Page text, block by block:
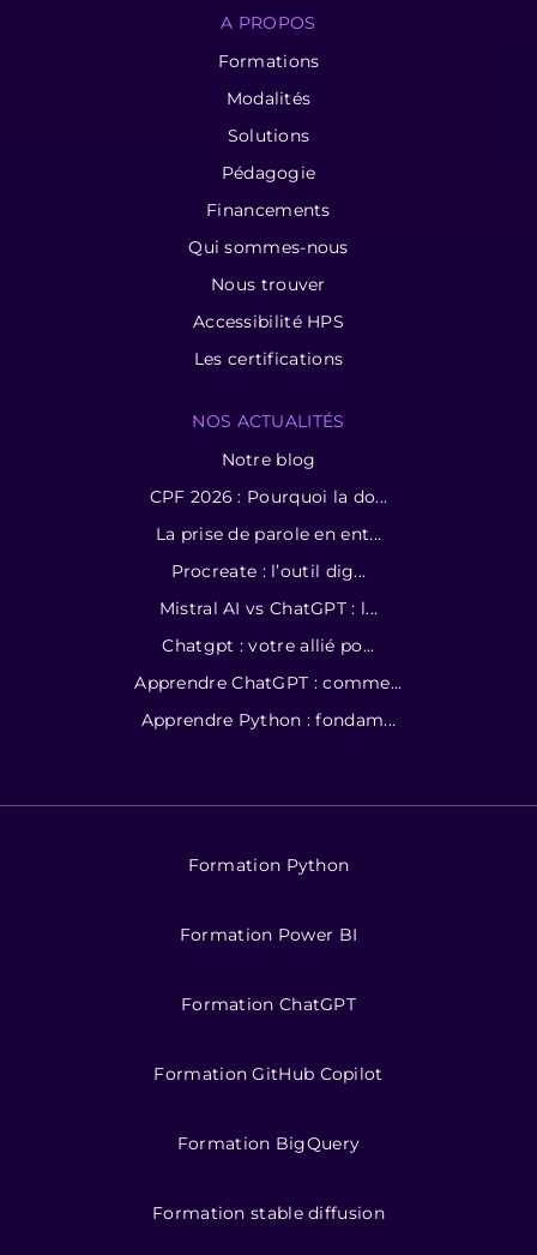
A PROPOS
Formations
Modalités
Solutions
Pédagogie
Financements
Qui sommes-nous
Nous trouver
Accessibilité HPS
Les certifications
NOS ACTUALITÉS
Notre blog
CPF 2026 : Pourquoi la do...
La prise de parole en ent...
Procreate : l’outil dig...
Mistral AI vs ChatGPT : l...
Chatgpt : votre allié po...
Apprendre ChatGPT : comme...
Apprendre Python : fondam...
Formation Python
Formation Power BI
Formation ChatGPT
Formation GitHub Copilot
Formation BigQuery
Formation stable diffusion